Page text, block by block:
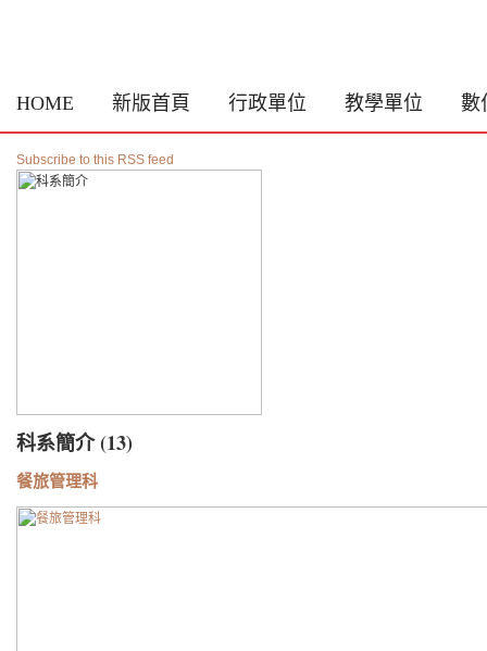
HOME 新版首頁 行政單位 教學單位 數
Subscribe to this RSS feed
科系簡介 (13)
餐旅管理科